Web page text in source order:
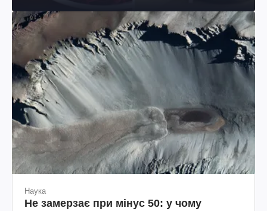
Наука
Не замерзає при мінус 50: у чому